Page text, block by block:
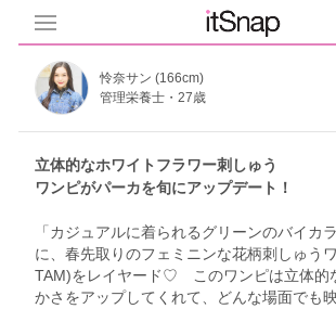
怜奈サン (166cm)
管理栄養士・27歳
立体的なホワイトフラワー刺しゅう
ワンピがパーカを旬にアップデート！
「カジュアルに着られるグリーンのバイカ
に、春先取りのフェミニンな花柄刺しゅう
TAM)をレイヤード♡ このワンピは立体的
かさをアップしてくれて、どんな場面でも